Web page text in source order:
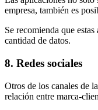
empresa, también es
Se recomienda que
cantidad de datos.
8. Redes sociales
Otros de los canales de
relación entre marca-